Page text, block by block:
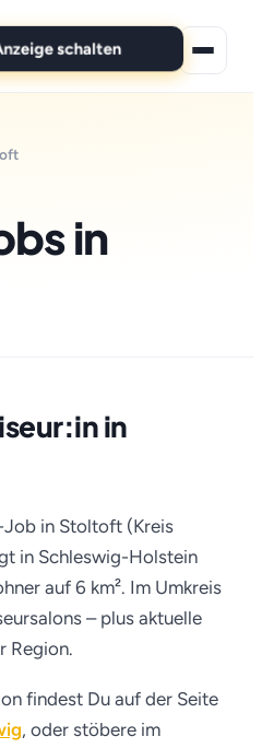
schalten
in
in
Job in Stoltoft (Kreis
in Schleswig-Holstein
auf 6 km². Im Umkreis
– plus aktuelle
Region.
findest Du auf der Seite
, oder stöbere im